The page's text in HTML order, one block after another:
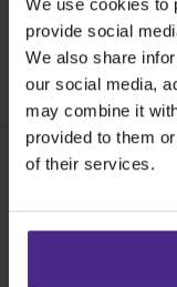
provide social
We also share
our social media,
may combine it
provided to them
of their services.
machine.
SKU:CA50-030
Share: